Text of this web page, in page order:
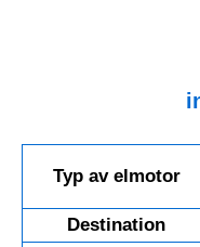
Typ av elmotor
Destination